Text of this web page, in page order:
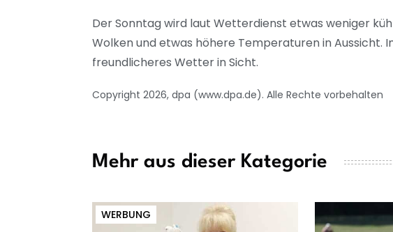
Der Sonntag wird laut Wetterdienst etwas weniger
Wolken und etwas höhere Temperaturen in Aussicht.
freundlicheres Wetter in Sicht.
Copyright 2026, dpa (www.dpa.de). Alle Rechte vorbehalten
Mehr aus dieser Kategorie
WERBUNG